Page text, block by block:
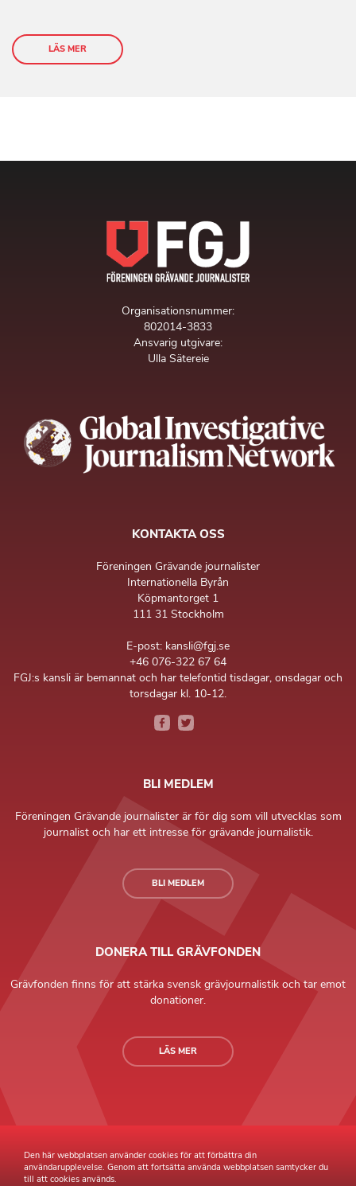
LÄS MER
Organisationsnummer:
802014-3833
Ansvarig utgivare:
Ulla Sätereie
KONTAKTA OSS
Föreningen Grävande journalister
Internationella Byrån
Köpmantorget 1
111 31 Stockholm
E-post: kansli@fgj.se
+46 076-322 67 64
FGJ:s kansli är bemannat och har telefontid tisdagar, onsdagar och
torsdagar kl. 10-12.
BLI MEDLEM
Föreningen Grävande journalister är för dig som vill utvecklas som
journalist och har ett intresse för grävande journalistik.
BLI MEDLEM
DONERA TILL GRÄVFONDEN
Grävfonden finns för att stärka svensk grävjournalistik och tar emot
donationer.
LÄS MER
Grävande Journalister © Copyright 2026 |
Den här webbplatsen använder cookies för att förbättra din
användarupplevelse. Genom att fortsätta använda webbplatsen samtycker du
till att cookies används.